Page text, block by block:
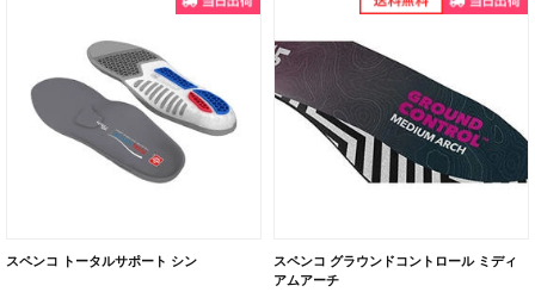
スペンコ トータルサポート シン
スペンコ グラウンドコントロール ミディ
アムアーチ